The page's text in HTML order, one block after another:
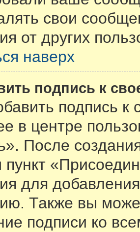
свои
от других
наверх
подпись к
подпись
в центре
После
для
Также вы
подписи ко